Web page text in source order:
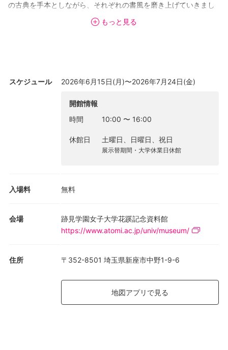
の古典を手本としながら、それぞれの書風を磨き上げていきまし
た。花蹊記念資料館には、本学の創始者・跡見花蹊をはじめ、当
時の漢詩人や歌人、教育家、政治家などの書跡も多数収蔵されて
ることで、「学ぶ」から「表現する」へと向かう書家たちの軌跡
をたどります。また、来館者の皆様に書道の体験をしていただけ
るコーナーも併設しています。 古典を礎に、それぞれの表現
を切り拓いた時代の書の世界に、ぜひ触れていただければ幸いで
もっと見る
スケジュール 2026年6月15日(月)〜2026年7月24日(金)
開館情報
時間
10:00 〜 16:00
休館日 土曜日、日曜日、祝日
展示替期間・大学休業日休館
入場料 無料
会場
跡見学園女子大学花蹊記念資料館
https://www.atomi.ac.jp/univ/museum/
住所 〒352-8501 埼玉県新座市中野1-9-6
地図アプリで見る